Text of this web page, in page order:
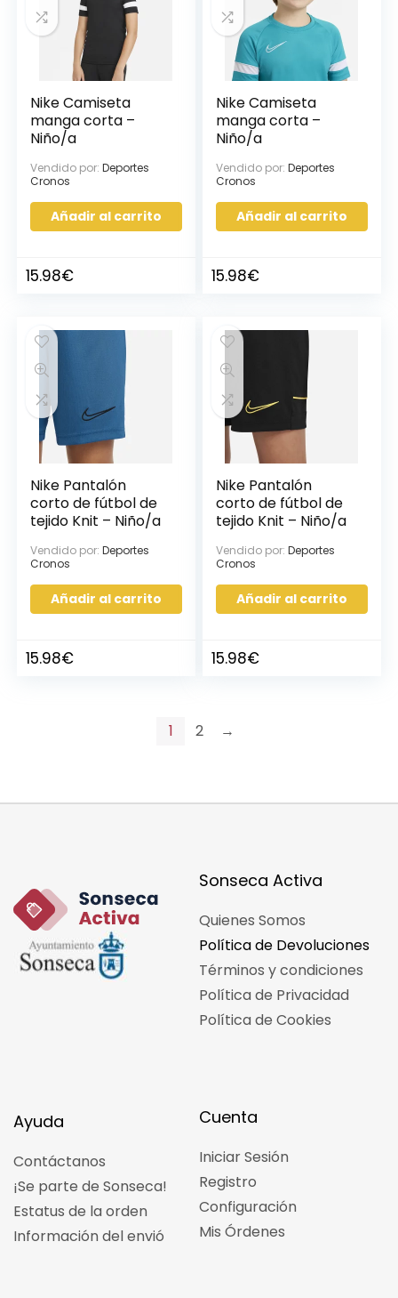
Nike Camiseta
manga corta –
Niño/a
Vendido por: Deportes
Cronos
Añadir al carrito
15.98€
Nike Camiseta
manga corta –
Niño/a
Vendido por: Deportes
Cronos
Añadir al carrito
15.98€
Nike Pantalón
corto de fútbol de
tejido Knit – Niño/a
Vendido por: Deportes
Cronos
Añadir al carrito
15.98€
Nike Pantalón
corto de fútbol de
tejido Knit – Niño/a
Vendido por: Deportes
Cronos
Añadir al carrito
15.98€
1 2 →
Sonseca Activa
Quienes Somos
Política de Devoluciones
Términos y condiciones
Política de Privacidad
Política de Cookies
Ayuda
Contáctanos
¡Se parte de Sonseca!
Estatus de la orden
Información del envió
Cuenta
Iniciar Sesión
Registro
Configuración
Mis Órdenes